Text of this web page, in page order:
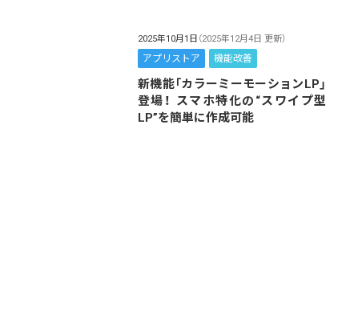
2025年10月1日 （2025年12月4日 更新）
アプリストア 機能改善
新機能「カラーミーモーションLP」
登場！ スマホ特化の“スワイプ型
LP”を簡単に作成可能